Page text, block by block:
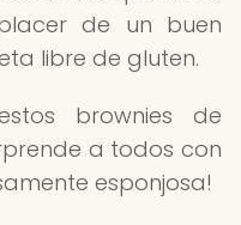
de un buen
libre de gluten.
brownies de
a todos con
esponjosa!